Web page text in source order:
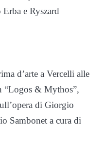
e Ryszard
d’arte a Vercelli alle
“Logos & Mythos”,
di Giorgio
Sambonet a cura di